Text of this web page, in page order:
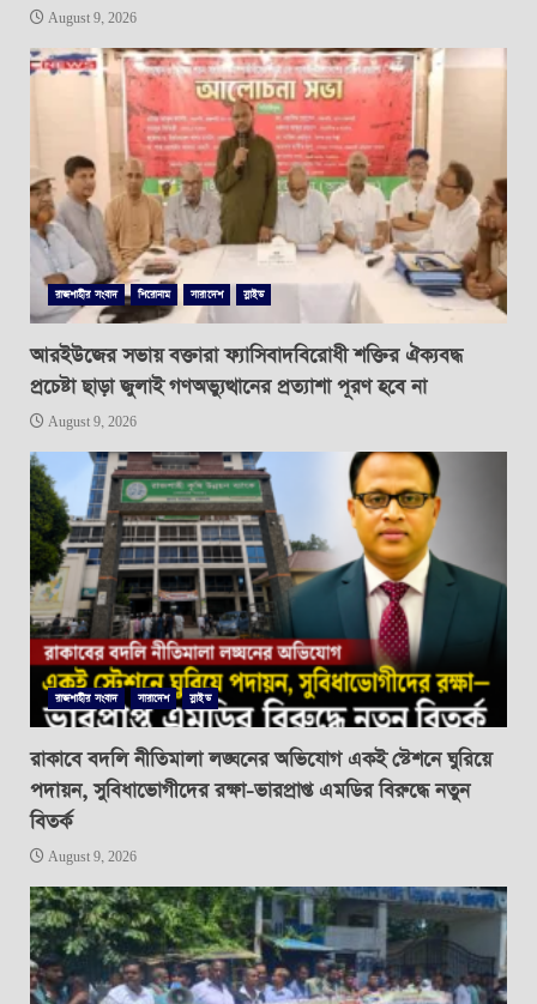
August 9, 2026
রাজশাহীর সংবাদ শিরোনাম সারাদেশ স্লাইড
আরইউজের সভায় বক্তারা ফ্যাসিবাদবিরোধী শক্তির ঐক্যবদ্ধ
প্রচেষ্টা ছাড়া জুলাই গণঅভ্যুত্থানের প্রত্যাশা পূরণ হবে না
August 9, 2026
রাজশাহীর সংবাদ সারাদেশ স্লাইড
রাকাবে বদলি নীতিমালা লঙ্ঘনের অভিযোগ একই স্টেশনে ঘুরিয়ে
পদায়ন, সুবিধাভোগীদের রক্ষা-ভারপ্রাপ্ত এমডির বিরুদ্ধে নতুন
বিতর্ক
August 9, 2026